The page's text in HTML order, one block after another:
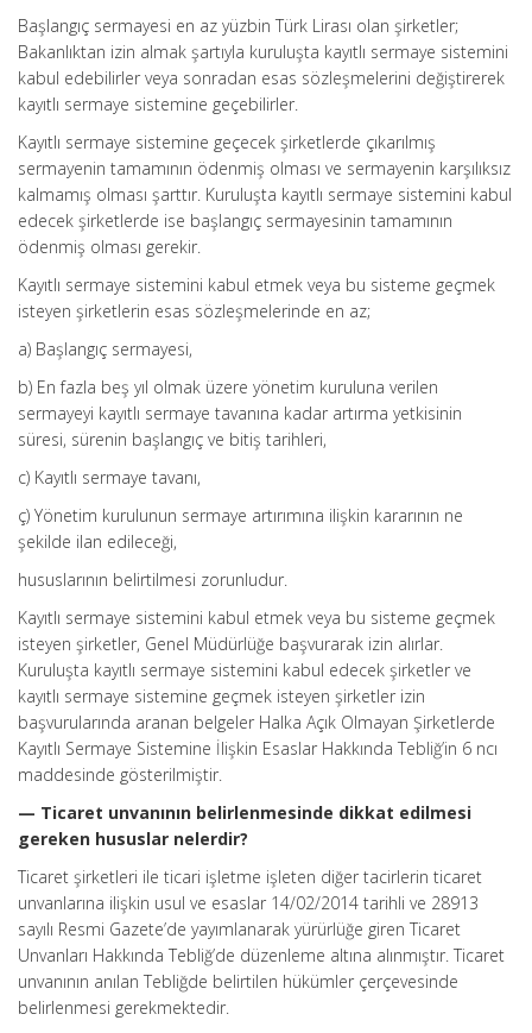
Başlangıç sermayesi en az yüzbin Türk Lirası olan şirketler;
Bakanlıktan izin almak şartıyla kuruluşta kayıtlı sermaye sistemini
kabul edebilirler veya sonradan esas sözleşmelerini değiştirerek
kayıtlı sermaye sistemine geçebilirler.
Kayıtlı sermaye sistemine geçecek şirketlerde çıkarılmış
sermayenin tamamının ödenmiş olması ve sermayenin karşılıksız
kalmamış olması şarttır. Kuruluşta kayıtlı sermaye sistemini kabul
edecek şirketlerde ise başlangıç sermayesinin tamamının
ödenmiş olması gerekir.
Kayıtlı sermaye sistemini kabul etmek veya bu sisteme geçmek
isteyen şirketlerin esas sözleşmelerinde en az;
a) Başlangıç sermayesi,
b) En fazla beş yıl olmak üzere yönetim kuruluna verilen
sermayeyi kayıtlı sermaye tavanına kadar artırma yetkisinin
süresi, sürenin başlangıç ve bitiş tarihleri,
c) Kayıtlı sermaye tavanı,
ç) Yönetim kurulunun sermaye artırımına ilişkin kararının ne
şekilde ilan edileceği,
hususlarının belirtilmesi zorunludur.
Kayıtlı sermaye sistemini kabul etmek veya bu sisteme geçmek
isteyen şirketler, Genel Müdürlüğe başvurarak izin alırlar.
Kuruluşta kayıtlı sermaye sistemini kabul edecek şirketler ve
kayıtlı sermaye sistemine geçmek isteyen şirketler izin
başvurularında aranan belgeler Halka Açık Olmayan Şirketlerde
Kayıtlı Sermaye Sistemine İlişkin Esaslar Hakkında Tebliğ’in 6 ncı
maddesinde gösterilmiştir.
— Ticaret unvanının belirlenmesinde dikkat edilmesi
gereken hususlar nelerdir?
Ticaret şirketleri ile ticari işletme işleten diğer tacirlerin ticaret
unvanlarına ilişkin usul ve esaslar 14/02/2014 tarihli ve 28913
sayılı Resmi Gazete’de yayımlanarak yürürlüğe giren Ticaret
Unvanları Hakkında Tebliğ’de düzenleme altına alınmıştır. Ticaret
unvanının anılan Tebliğde belirtilen hükümler çerçevesinde
belirlenmesi gerekmektedir.